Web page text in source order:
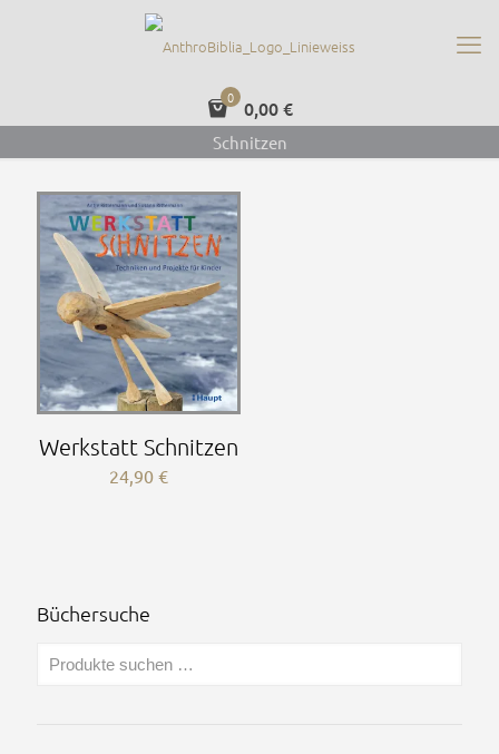
0 0,00 €
Schnitzen
Werkstatt Schnitzen
24,90€
Büchersuche